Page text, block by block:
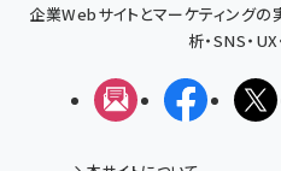
企業Webサイトとマーケティングの
析・SNS・
メルマガ